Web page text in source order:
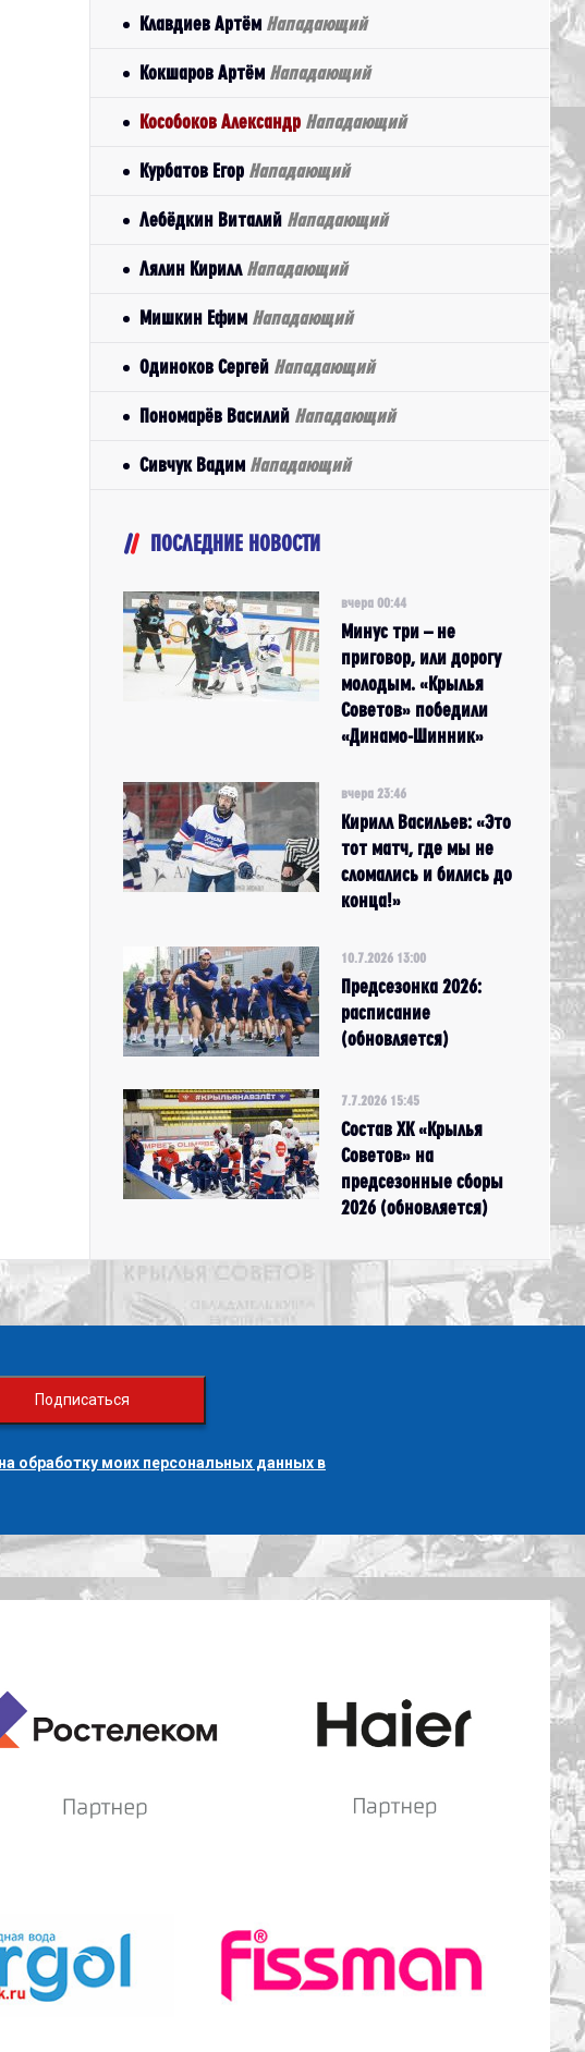
Клавдиев Артём Нападающий
Кокшаров Артём Нападающий
Кособоков Александр Нападающий
Курбатов Егор Нападающий
Лебёдкин Виталий Нападающий
Лялин Кирилл Нападающий
Мишкин Ефим Нападающий
Одиноков Сергей Нападающий
Пономарёв Василий Нападающий
Сивчук Вадим Нападающий
ПОСЛЕДНИЕ НОВОСТИ
вчера 00:44
Минус три – не
приговор, или дорогу
молодым. «Крылья
Советов» победили
«Динамо-Шинник»
вчера 23:46
Кирилл Васильев: «Это
тот матч, где мы не
сломались и бились до
конца!»
10.7.2026 13:00
Предсезонка 2026:
расписание
(обновляется)
7.7.2026 15:45
Состав ХК «Крылья
Советов» на
предсезонные сборы
2026 (обновляется)
Подписаться
обработку моих персональных данных в